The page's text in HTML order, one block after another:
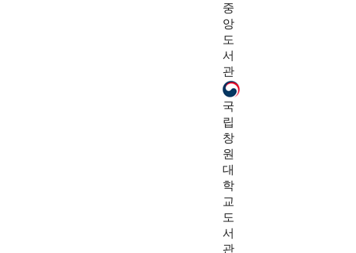
중
앙
도
서
관
국
립
창
원
대
학
교
도
서
관